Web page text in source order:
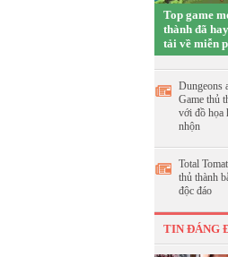
Top game
thành đã
tải về miễn
Dungeons
Game thủ
với đồ họa
nhộn
Total
thủ thành
độc đáo
TIN ĐÁNG